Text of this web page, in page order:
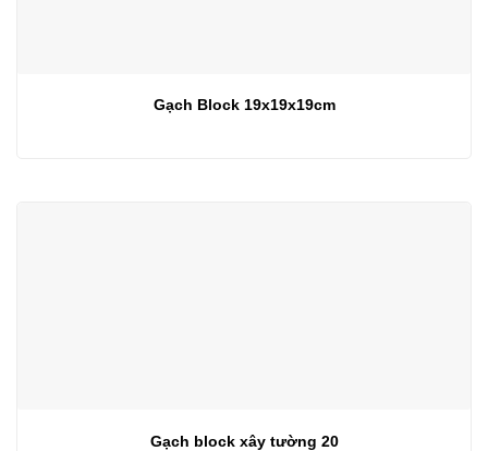
Gạch Block 19x19x19cm
Gạch block xây tường 20